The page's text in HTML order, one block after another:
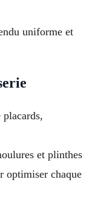
uniforme et
et plinthes
optimiser chaque